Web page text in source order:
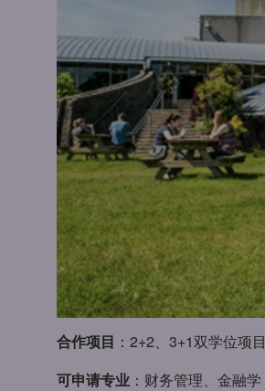
合作项目 ：2+2、3+1双学位项目
可申请专业 ：财务管理、金融学